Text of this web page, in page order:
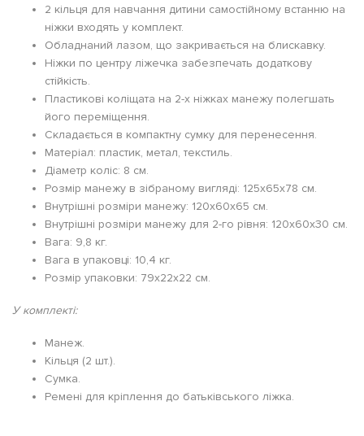
2 кільця для навчання дитини самостійному встанню на
ніжки входять у комплект.
Обладнаний лазом, що закривається на блискавку.
Ніжки по центру ліжечка забезпечать додаткову
стійкість.
Пластикові коліщата на 2-х ніжках манежу полегшать
його переміщення.
Складається в компактну сумку для перенесення.
Матеріал: пластик, метал, текстиль.
Діаметр коліс: 8 см.
Розмір манежу в зібраному вигляді: 125х65х78 см.
Внутрішні розміри манежу: 120х60х65 см.
Внутрішні розміри манежу для 2-го рівня: 120х60х30 см.
Вага: 9,8 кг.
Вага в упаковці: 10,4 кг.
Розмір упаковки: 79х22х22 см.
У комплекті:
Манеж.
Кільця (2 шт.).
Сумка.
Ремені для кріплення до батьківського ліжка.